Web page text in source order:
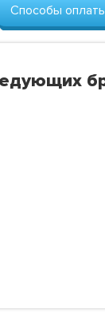
Способы